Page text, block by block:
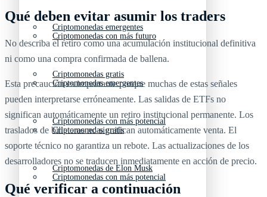
Criptomonedas emergentes
Criptomonedas gratis
Criptomonedas con más potencial
Criptomonedas de Elon Musk
Criptomonedas con más futuro
Criptomonedas emergentes
Criptomonedas gratis
Criptomonedas con más potencial
Qué deben evitar asumir los traders
No describa el retiro como una acumulación institucional definitiva
ni como una compra confirmada de ballena.
Esta precaución es importante porque muchas de estas señales
pueden interpretarse erróneamente. Las salidas de ETFs no
significan automáticamente un retiro institucional permanente. Los
traslados de billeteras no significan automáticamente venta. El
soporte técnico no garantiza un rebote. Las actualizaciones de los
desarrolladores no se traducen inmediatamente en acción de precio.
Qué verificar a continuación